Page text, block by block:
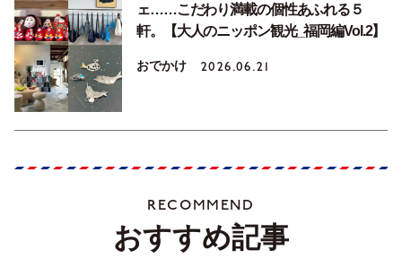
ェ……こだわり満載の個性あふれる５
軒。【大人のニッポン観光_福岡編Vol.2】
おでかけ 2026.06.21
RECOMMEND
おすすめ記事